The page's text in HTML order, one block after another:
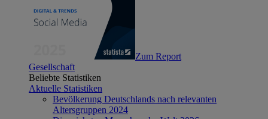
Zum Report
Gesellschaft
Beliebte Statistiken
Aktuelle Statistiken
Bevölkerung Deutschlands nach relevanten
Altersgruppen 2024